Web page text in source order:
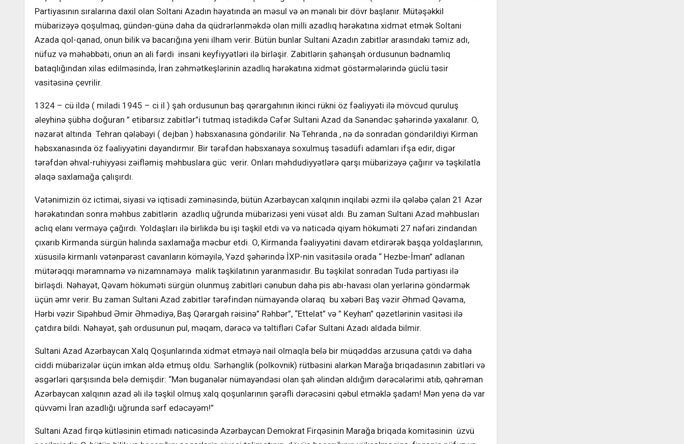
Partiyasının sıralarına daxil olan Soltani Azadın həyatında ən məsul və ən mənalı bir dövr başlanır. Mütəşəkkil
mübarizəyə qoşulmaq, gündən-günə daha da qüdrərlənməkdə olan milli azadlıq hərəkatına xidmət etmək Soltani
Azada qol-qanad, onun bilik və bacarığına yeni ilham verir. Bütün bunlar Sultani Azadın zabitlər arasındakı təmiz adı,
nüfuz və məhəbbəti, onun ən ali fərdi insani keyfiyyətləri ilə birləşir. Zabitlərin şahənşah ordusunun bədnamlıq
bataqlığından xilas edilməsində, İran zəhmətkeşlərinin azadlıq hərəkatına xidmət göstərmələrində güclü təsir
vasitəsinə çevrilir.
1324 – cü ildə ( miladi 1945 – ci il ) şah ordusunun baş qərargahının ikinci rükni öz fəaliyyəti ilə mövcud quruluş
əleyhinə şübhə doğuran ” etibarsız zabitlər”i tutmaq istədikdə Cəfər Sultani Azad da Sənəndəc şəhərində yaxalanır. O,
nəzarət altında Tehran qələbəyi ( dejban ) həbsxanasına göndərilir. Nə Tehranda , nə də sonradan göndərildiyi Kirman
həbsxanasında öz fəaliyyətini dayandırmır. Bir tərəfdən həbsxanaya soxulmuş təsadüfi adamları ifşa edir, digər
tərəfdən əhval-ruhiyyəsi zəifləmiş məhbuslara güc verir. Onları məhdudiyyətlərə qarşı mübarizəyə çağırır və təşkilatla
əlaqə saxlamağa çalışırdı.
Vətənimizin öz ictimai, siyasi və iqtisadi zəminəsində, bütün Azərbaycan xalqının inqilabi əzmi ilə qələbə çalan 21 Azər
hərəkatından sonra məhbus zabitlərin azadlıq uğrunda mübarizəsi yeni vüsət aldı. Bu zaman Sultani Azad məhbusları
aclıq elanı verməyə çağırdı. Yoldaşları ilə birlikdə bu işi təşkil etdi və və nəticədə qiyam hökuməti 27 nəfəri zindandan
çıxarıb Kirmanda sürgün halında saxlamağa məcbur etdi. O, Kirmanda fəaliyyətini davam etdirərək başqa yoldaşlarının,
xüsusilə kirmanlı vətənpərəst cavanların köməyilə, Yəzd şəhərində İXP-nin vasitəsilə orada “ Hezbe-İman” adlanan
mütərəqqi məramnamə və nizamnaməyə malik təşkilatının yaranmasıdır. Bu təşkilat sonradan Tudə partiyası ilə
birləşdi. Nəhayət, Qəvam hökuməti sürgün olunmuş zabitləri cənubun daha pis abı-havası olan yerlərinə göndərmək
üçün əmr verir. Bu zaman Sultani Azad zabitlər tərəfindən nümayəndə olaraq bu xəbəri Baş vəzir Əhməd Qəvama,
Hərbi vəzir Sipəhbud Əmir Əhmədiyə, Baş Qərargah rəisinə” Rəhbər”, “Ettelat” və ” Keyhan” qəzetlərinin vasitəsi ilə
çatdıra bildi. Nəhayət, şah ordusunun pul, məqam, dərəcə və təltifləri Cəfər Sultani Azadı aldada bilmir.
Sultani Azad Azərbaycan Xalq Qoşunlarında xidmət etməyə nail olmaqla belə bir müqəddəs arzusuna çatdı və daha
ciddi mübarizələr üçün imkan əldə etmuş oldu. Sərhənglik (polkovnik) rütbəsini alarkən Marağa briqadasının zabitləri və
əsgərləri qarşısında belə demişdir: “Mən buganələr nümayəndəsi olan şah əlindən aldığım dərəcələrimi atıb, qəhrəman
Azərbaycan xalqının azad əli ilə təşkil olmuş xalq qoşunlarının şərəfli dərəcəsini qəbul etməklə şadam! Mən yenə də var
qüvvəmi İran azadlığı uğrunda sərf edəcəyəm!”
Sultani Azad firqə kütləsinin etimadı nəticəsində Azərbaycan Demokrat Firqəsinin Marağa briqada komitəsinin üzvü